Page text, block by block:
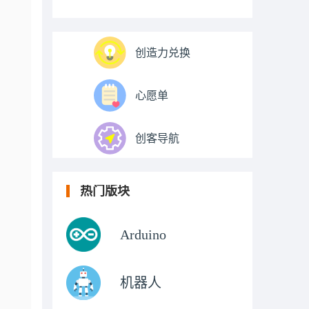
创造力兑换
心愿单
创客导航
热门版块
Arduino
机器人